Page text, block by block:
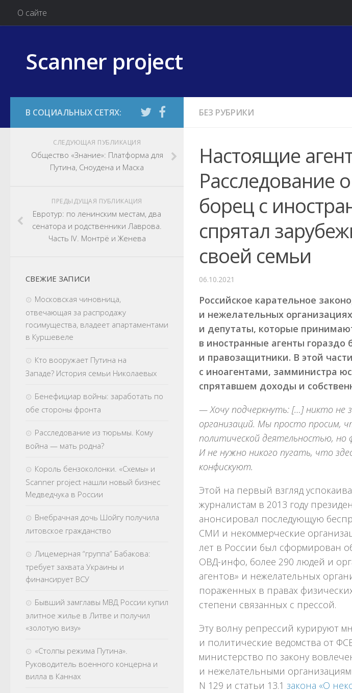
О сайте
Scanner project
БЕЗ РУБРИКИ
Настоящие
Расследование
борец с
спрятал
своей семьи
06.10.2021
Российское карательное
и нежелательных
и депутаты, которые
в иностранные агенты
и правозащитники. В этой
с иноагентами, замминистра
спрятавшем доходы и
— Хочу подчеркнуть: […] никто не
организаций. Мы просто просим,
политической деятельностью, но
И не нужно никого пугать, что
конфискуют.
Этой на первый взгляд
журналистам в 2013 году
анонсировал последующую
СМИ и некоммерческие
лет в России был сформирован
ОВД-инфо, более 290 людей и
агентов» и нежелательных
пораженных в правах
степени связанных с прессой.
Эту волну репрессий курируют
и политические ведомства от
министерство по закону
и нежелательными
N 129 и статьи 13.1 закона «О
СЛЕДУЮЩАЯ ПУБЛИКАЦИЯ
Общество «Знание»: Платформа для
Путина, Сноудена и Маска
ПРЕДЫДУЩАЯ ПУБЛИКАЦИЯ
Евротур: по ленинским местам, два
сенатора и родственники Лаврова.
Часть IV. Монтрё и Женева
СВЕЖИЕ ЗАПИСИ
Московская чиновница,
отвечающая за распродажу
госимущества, владеет апартаментами
в Куршевеле
Кто вооружает Путина на
Западе? История семьи Николаевых
Бенефициар войны: заработать по
обе стороны фронта
Расследование из тюрьмы. Кому
война — мать родна?
Король бензоколонки. «Схемы» и
Scanner project нашли новый бизнес
Медведчука в России
Внебрачная дочь Шойгу получила
литовское гражданство
Лицемерная “группа” Бабакова:
требует захвата Украины и
финансирует ВСУ
Бывший замглавы МВД России купил
элитное жилье в Литве и получил
«золотую визу»
«Столпы режима Путина».
Руководитель военного концерна и
вилла в Каннах